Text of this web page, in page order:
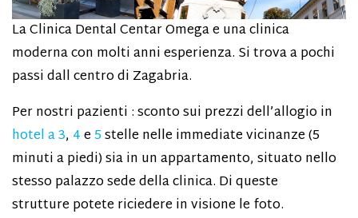
La Clinica Dental Centar Omega e una clinica
moderna con molti anni esperienza. Si trova a pochi
passi dall centro di Zagabria.
Per nostri pazienti : sconto sui prezzi dell’allogio in
hotel a 3, 4e5stelle nelle immediate vicinanze (5
minuti a piedi) sia in un appartamento, situato nello
stesso palazzo sede della clinica. Di queste
strutture potete riciedere in visione le foto.